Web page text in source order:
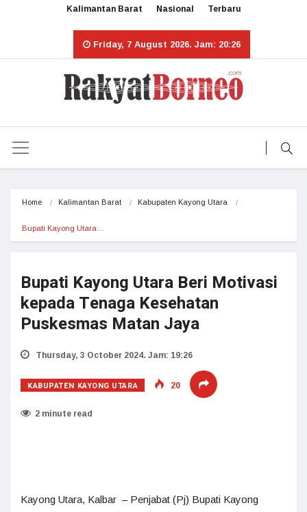
Kalimantan Barat Nasional Terbaru
Friday, 7 August 2026. Jam: 20:26
Home Kalimantan Barat Kabupaten Kayong Utara
Bupati Kayong Utara…
Bupati Kayong Utara Beri Motivasi
kepada Tenaga Kesehatan
Puskesmas Matan Jaya
Thursday, 3 October 2024. Jam: 19:26
KABUPATEN KAYONG UTARA 20
2 minute read
Kayong Utara, Kalbar – Penjabat (Pj) Bupati Kayong